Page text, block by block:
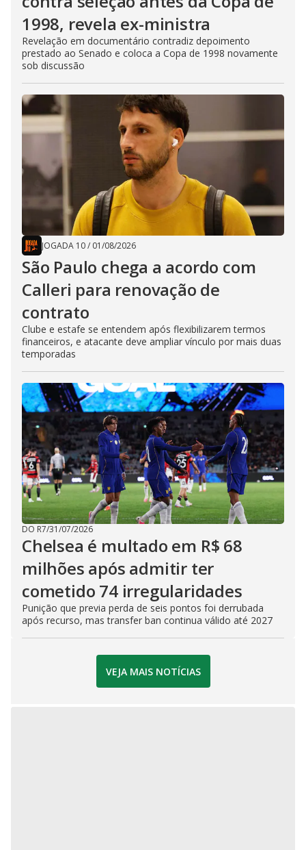
1998, revela ex-ministra
Revelação em documentário contradiz depoimento
prestado ao Senado e coloca a Copa de 1998 novamente
sob discussão
JOGADA 10/ 01/08/2026
São Paulo chega a acordo com
Calleri para renovação de
contrato
Clube e estafe se entendem após flexibilizarem termos
financeiros, e atacante deve ampliar vínculo por mais duas
temporadas
DO R7/31/07/2026
Chelsea é multado em R$ 68
milhões após admitir ter
cometido 74 irregularidades
Punição que previa perda de seis pontos foi derrubada
após recurso, mas transfer ban continua válido até 2027
VEJA MAIS NOTÍCIAS